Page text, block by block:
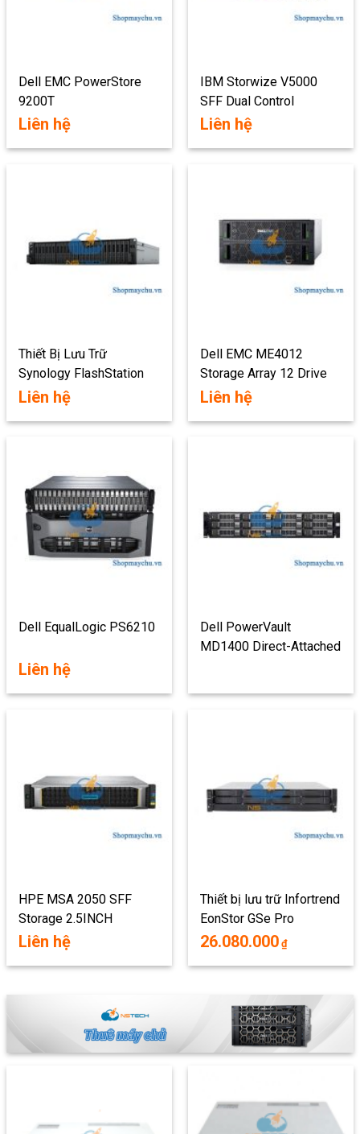
Dell EMC PowerStore
9200T
Liên hệ
IBM Storwize V5000
SFF Dual Control
Enclosure Storage
Liên hệ
Thiết Bị Lưu Trữ
Synology FlashStation
FS6400
Liên hệ
Dell EMC ME4012
Storage Array 12 Drive
Bays
Liên hệ
Dell EqualLogic PS6210
Liên hệ
Dell PowerVault
MD1400 Direct-Attached
HPE MSA 2050 SFF
Storage 2.5INCH
Liên hệ
Thiết bị lưu trữ Infortrend
EonStor GSe Pro
1008SP-C
26.080.000 ₫